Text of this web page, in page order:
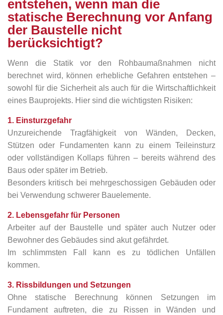
entstehen, wenn man die
statische Berechnung vor Anfang
der Baustelle nicht
berücksichtigt?
Wenn die Statik vor den Rohbaumaßnahmen nicht
berechnet wird, können erhebliche Gefahren entstehen –
sowohl für die Sicherheit als auch für die Wirtschaftlichkeit
eines Bauprojekts. Hier sind die wichtigsten Risiken:
1. Einsturzgefahr
Unzureichende Tragfähigkeit von Wänden, Decken,
Stützen oder Fundamenten kann zu einem Teileinsturz
oder vollständigen Kollaps führen – bereits während des
Baus oder später im Betrieb.
Besonders kritisch bei mehrgeschossigen Gebäuden oder
bei Verwendung schwerer Bauelemente.
2. Lebensgefahr für Personen
Arbeiter auf der Baustelle und später auch Nutzer oder
Bewohner des Gebäudes sind akut gefährdet.
Im schlimmsten Fall kann es zu tödlichen Unfällen
kommen.
3. Rissbildungen und Setzungen
Ohne statische Berechnung können Setzungen im
Fundament auftreten, die zu Rissen in Wänden und